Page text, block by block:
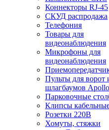
Коннекторы RJ-45
СКУД распродажа
Телефония
Товары для
видеонаблюдения
Микрофоны для
видеонаблюдения
Пульты для ворот
шлагбаумов
Парковочные
Клипсы
Розетки 220В
Хомуты, стяжки